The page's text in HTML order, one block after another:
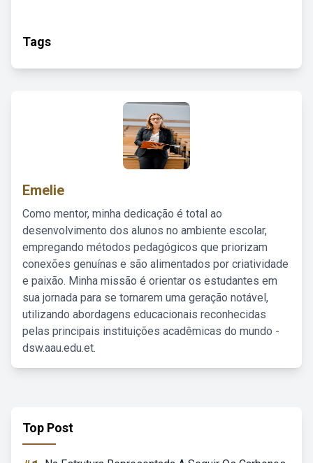
Tags
Emelie
Como mentor, minha dedicação é total ao
desenvolvimento dos alunos no ambiente escolar,
empregando métodos pedagógicos que priorizam
conexões genuínas e são alimentados por criatividade
e paixão. Minha missão é orientar os estudantes em
sua jornada para se tornarem uma geração notável,
utilizando abordagens educacionais reconhecidas
pelas principais instituições acadêmicas do mundo -
dsw.aau.edu.et.
Top Post